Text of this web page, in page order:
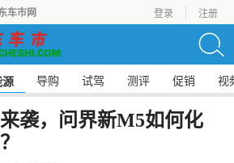
车市网 登录 注册
源 导购 试驾 测评 促销 视
袭，问界新M5如何化